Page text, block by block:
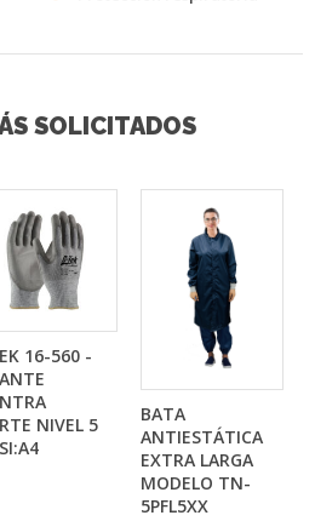
SOLICITADOS
16-560 -
NIVEL 5
BATA
ANTIESTÁTICA
EXTRA LARGA
MODELO TN-
5PFL5XX